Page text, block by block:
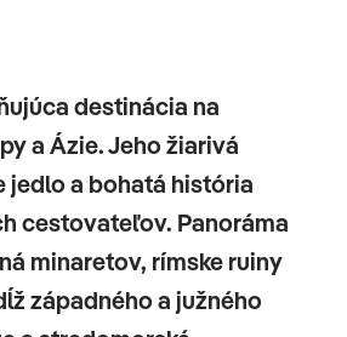
destinácia na
a Ázie. Jeho žiarivá
jedlo a bohatá história
cestovateľov. Panoráma
minaretov, rímske ruiny
západného a južného